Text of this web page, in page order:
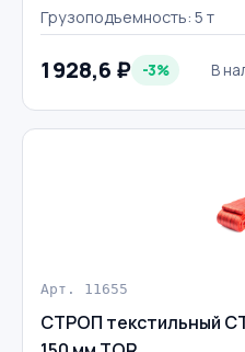
Грузоподъемность: 5 т
1 928,6 ₽ -3% В
Арт. 11655
СТРОП текстильный